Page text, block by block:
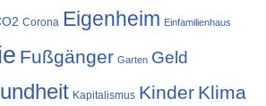
Corona Eigenheim Einfamilienhaus
Fußgänger Garten Geld
Kapitalismus Kinder Klima